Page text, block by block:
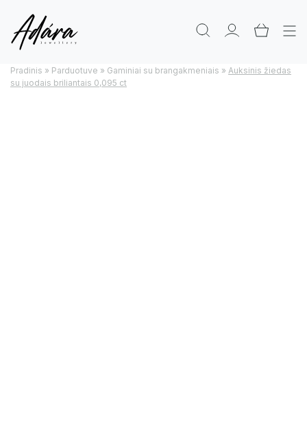
Pradinis » Parduotuve » Gaminiai su brangakmeniais » Auksinis žiedas
su juodais briliantais 0,095 ct